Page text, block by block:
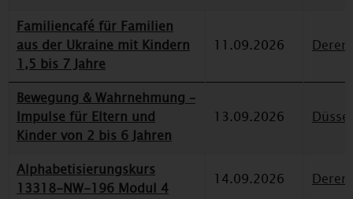
Familiencafé für Familien
aus der Ukraine mit Kindern
1,5 bis 7 Jahre
11.09.2026
Bewegung & Wahrnehmung –
Impulse für Eltern und
Kinder von 2 bis 6 Jahren
13.09.2026
Alphabetisierungskurs
13318-NW-196 Modul 4
14.09.2026